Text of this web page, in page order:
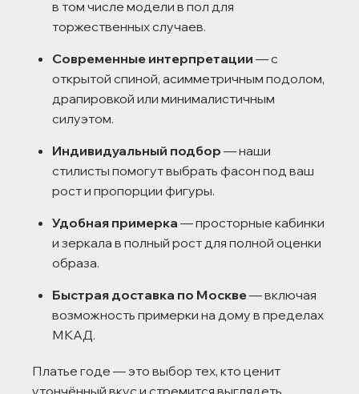
в том числе модели в пол для
торжественных случаев.
Современные интерпретации — с
открытой спиной, асимметричным подолом,
драпировкой или минималистичным
силуэтом.
Индивидуальный подбор — наши
стилисты помогут выбрать фасон под ваш
рост и пропорции фигуры.
Удобная примерка — просторные кабинки
и зеркала в полный рост для полной оценки
образа.
Быстрая доставка по Москве— включая
возможность примерки на дому в пределах
МКАД.
Платье годе — это выбор тех, кто ценит